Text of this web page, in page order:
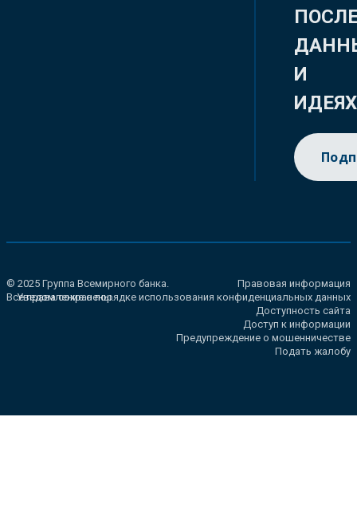
И
ИДЕЯХ
© 2025 Группа Всемирного банка.
Все права сохранены.
Правовая информация
Уведомление о порядке использования конфиденциальных данных
Доступность сайта
Доступ к информации
Предупреждение о мошенничестве
Подать жалобу